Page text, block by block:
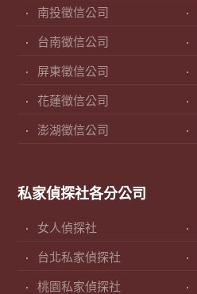
南投徵信公司
台南徵信公司
屏東徵信公司
花蓮徵信公司
澎湖徵信公司
私家偵探社各分公司
女人偵探社
台北私家偵探社
桃園私家偵探社